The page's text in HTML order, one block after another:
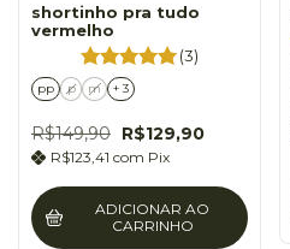
shortinho pra tudo
vermelho
(3)
pp p m + 3
R$149,90 R$129,90
R$123,41 com Pix
ADICIONAR AO
CARRINHO